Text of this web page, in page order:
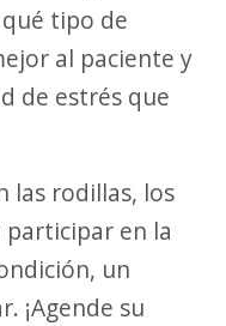
tipo de
al paciente y
de estrés que
en la
un
¡Agende su